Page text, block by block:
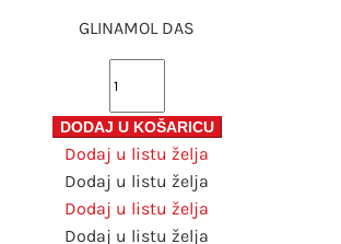
GLINAMOL DAS
terakota
500g
količina
DODAJ U KOŠARICU
Dodaj u listu želja
Dodaj u listu želja
Dodaj u listu želja
Dodaj u listu želja